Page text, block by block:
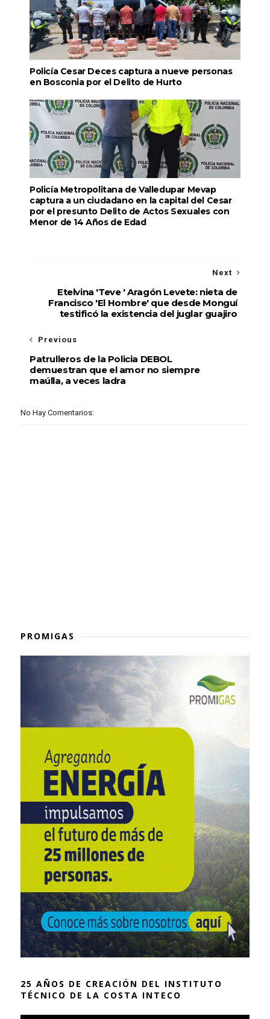
Policía Cesar Deces captura a nueve personas
en Bosconia por el Delito de Hurto
Policía Metropolitana de Valledupar Mevap
captura a un ciudadano en la capital del Cesar
por el presunto Delito de Actos Sexuales con
Menor de 14 Años de Edad
Next
Etelvina 'Teve ' Aragón Levete: nieta de
Francisco 'El Hombre' que desde Monguí
testificó la existencia del juglar guajiro
Previous
Patrulleros de la Policia DEBOL
demuestran que el amor no siempre
maúlla, a veces ladra
No Hay Comentarios:
PROMIGAS
25 AÑOS DE CREACIÓN DEL INSTITUTO
TÉCNICO DE LA COSTA INTECO